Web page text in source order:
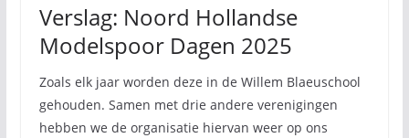
Verslag: Noord Hollandse
Modelspoor Dagen 2025
Zoals elk jaar worden deze in de Willem Blaeuschool
gehouden. Samen met drie andere verenigingen
hebben we de organisatie hiervan weer op ons